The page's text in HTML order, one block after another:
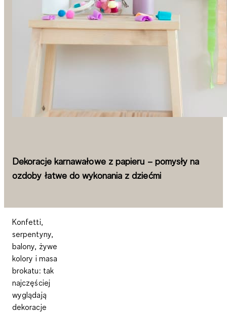
Dekoracje karnawałowe z papieru – pomysły na
ozdoby łatwe do wykonania z dziećmi
Konfetti,
serpentyny,
balony, żywe
kolory i masa
brokatu: tak
najczęściej
wyglądają
dekoracje